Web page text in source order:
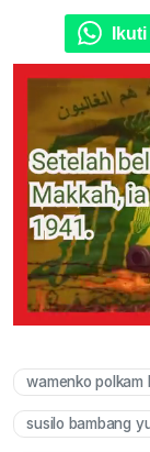
wamenko polkam
susilo bambang